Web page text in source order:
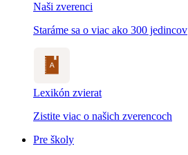
Naši zverenci
Staráme sa o viac ako 300 jedincov
Lexikón zvierat
Zistite viac o našich zverencoch
Pre školy